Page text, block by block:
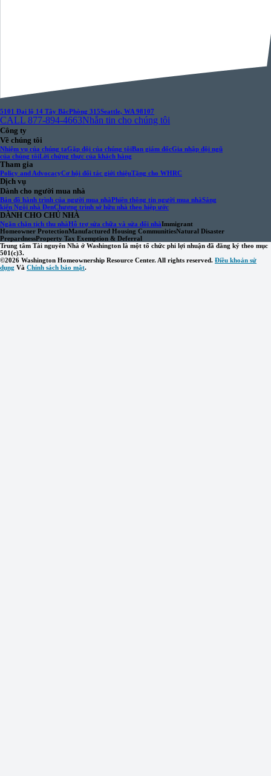
5101 Đại lộ 14 Tây BắcPhòng 315Seattle, WA 98107
CALL 877-894-4663Nhắn tin cho chúng tôi
Công ty
Về chúng tôi
Nhiệm vụ của chúng taGặp đội của chúng tôiBan giám đốcGia nhập đội ngũ
của chúng tôiLời chứng thực của khách hàng
Tham gia
Policy and AdvocacyCơ hội đối tác giới thiệuTặng cho WHRC
Dịch vụ
Dành cho người mua nhà
Bản đồ hành trình của người mua nhàPhiên thông tin người mua nhàSáng
kiến Ngôi nhà ĐenChương trình sở hữu nhà theo hiệp ước
DÀNH CHO CHỦ NHÀ
Ngăn chặn tịch thu nhàHỗ trợ sửa chữa và sửa đổi nhàImmigrant
Homeowner ProtectionManufactured Housing CommunitiesNatural Disaster
PrepardnessProperty Tax Exemption & Deferral
Trung tâm Tài nguyên Nhà ở Washington là một tổ chức phi lợi nhuận đã đăng ký theo mục
501(c)3.
©2026 Washington Homeownership Resource Center. All rights reserved. Điều khoản sử
dụng Và Chính sách bảo mật.